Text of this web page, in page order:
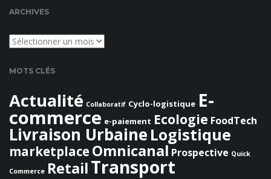
e
h
e
r
e
ARCHIVES
Archives
MOTS CLÉS
Actualité Collaboratif Cyclo-logistique E-
commerce e-paiement Ecologie FoodTech
Livraison Urbaine Logistique
marketplaceOmnicanal Prospective Quick
Commerce RetailTransport